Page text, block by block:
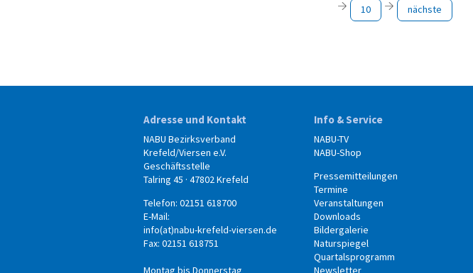
10
nächste
Adresse und Kontakt
NABU Bezirksverband
Krefeld/Viersen e.V.
Geschäftsstelle
Talring 45 · 47802 Krefeld
Telefon: 02151 618700
E-Mail:
info(at)nabu-krefeld-viersen.de
Fax: 02151 618751
Montag bis Donnerstag
Info & Service
NABU-TV
NABU-Shop
Pressemitteilungen
Termine
Veranstaltungen
Downloads
Bildergalerie
Naturspiegel
Quartalsprogramm
Newsletter